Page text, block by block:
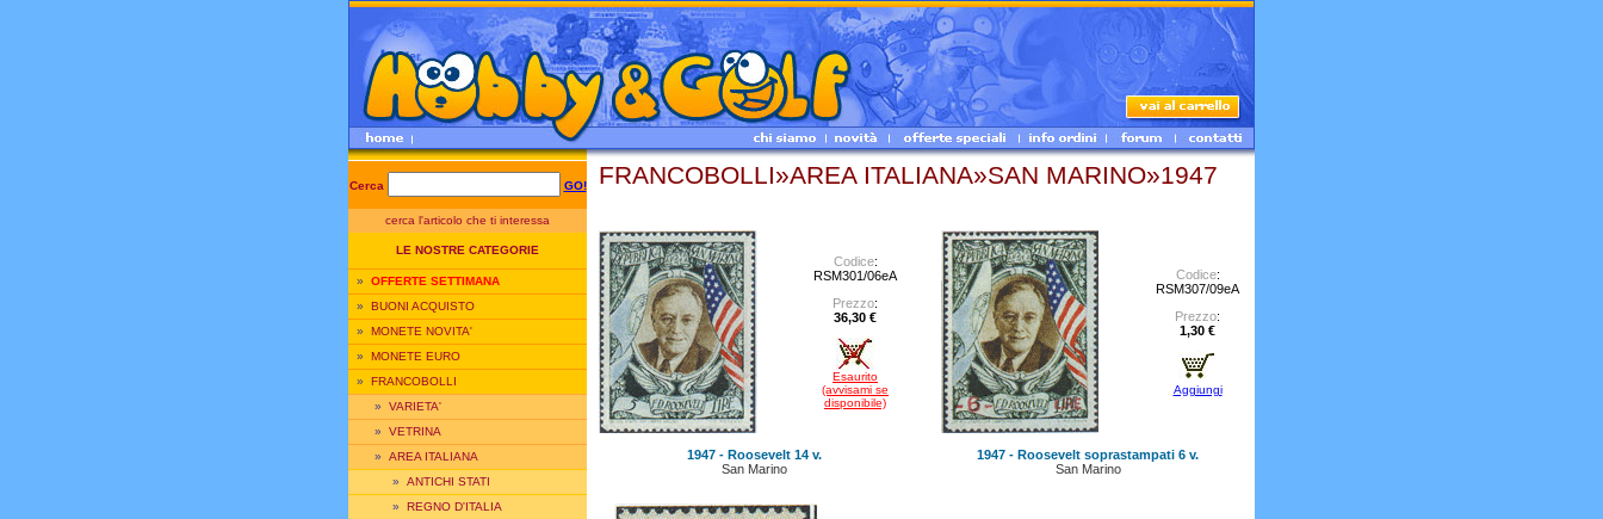
Cerca GO!
cerca l'articolo che ti interessa
LE NOSTRE CATEGORIE
» OFFERTE SETTIMANA
» BUONI ACQUISTO
» MONETE NOVITA'
» MONETE EURO
» FRANCOBOLLI
» VARIETA'
» VETRINA
» AREA ITALIANA
» ANTICHI STATI
» REGNO D'ITALIA
FRANCOBOLLI»AREA ITALIANA»SAN MARINO»1947
Codice:
RSM301/06eA
Prezzo:
36,30 €
Esaurito
(avvisami se
disponibile)
1947 - Roosevelt 14 v.
San Marino
Codice:
RSM307/09eA
Prezzo:
1,30 €
Aggiungi
1947 - Roosevelt soprastampati 6 v.
San Marino